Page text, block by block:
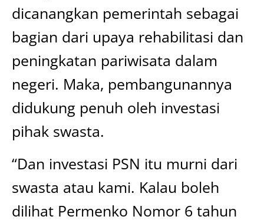
dicanangkan pemerintah sebagai
bagian dari upaya rehabilitasi dan
peningkatan pariwisata dalam
negeri. Maka, pembangunannya
didukung penuh oleh investasi
pihak swasta.
“Dan investasi PSN itu murni dari
swasta atau kami. Kalau boleh
dilihat Permenko Nomor 6 tahun